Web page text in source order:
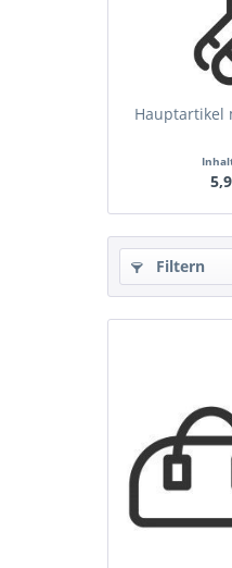
Hauptartikel
Filtern